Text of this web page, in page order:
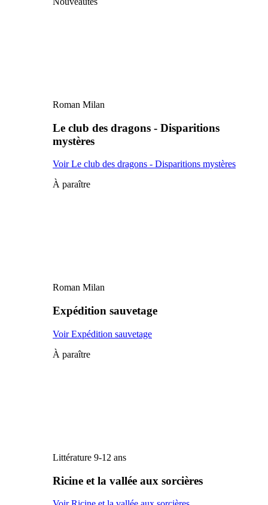
Roman Milan
Le club des dragons - Disparitions
mystères
Voir Le club des dragons - Disparitions mystères
À paraître
Roman Milan
Expédition sauvetage
Voir Expédition sauvetage
À paraître
Littérature 9-12 ans
Ricine et la vallée aux sorcières